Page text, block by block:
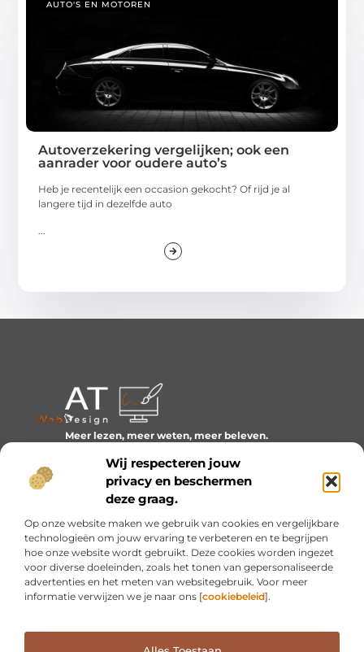
Wij respecteren jouw
privacy en beschermen
deze graag.
Op onze website maken we gebruik van cookies en vergelijkbare
technologieën om jouw ervaring te verbeteren en te begrijpen
hoe onze website wordt gebruikt. Deze cookies worden ingezet
voor diverse doeleinden, zoals het tonen van gepersonaliseerde
advertenties en het meten van websitegebruik. Voor meer
informatie verwijzen we je naar ons [cookiebeleid].
AUTO'S EN MOTOREN
Autoverzekering vergelijken; ook een
aanrader voor oudere auto’s
Heb je recentelijk een occasion gekocht? Of rijd je al
langere tijd in dezelfde auto
Meer lezen, meer weten, meer beleven.
het dagelijks leven boeiend maakt.
Bericht categorie
Onze informatie